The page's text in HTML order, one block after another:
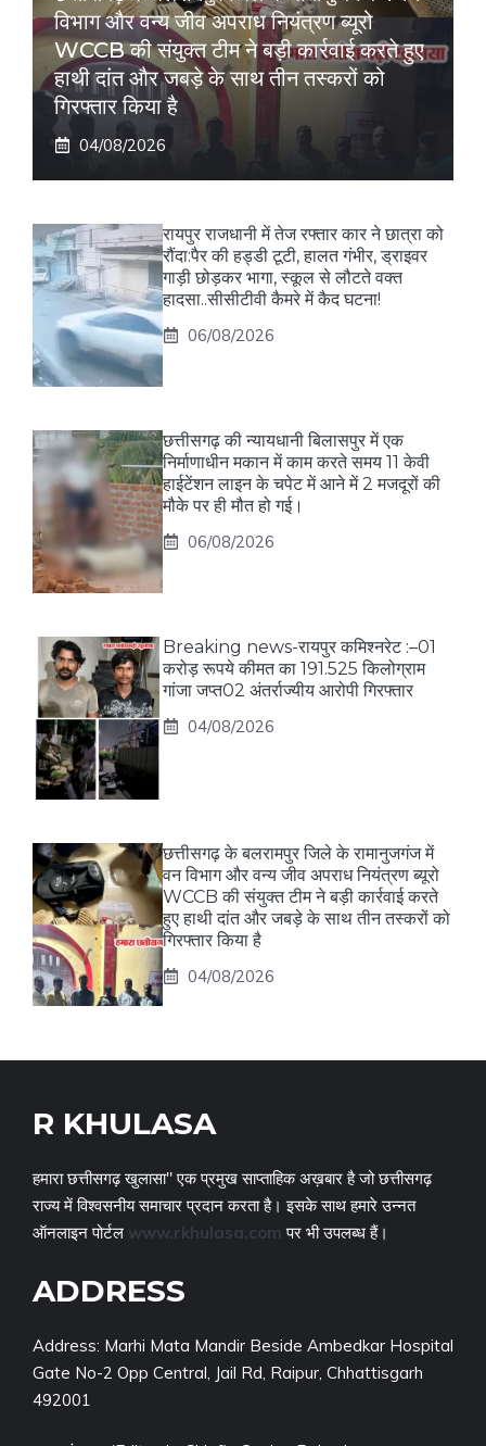
विभाग और वन्य जीव अपराध नियंत्रण ब्यूरो
WCCB की संयुक्त टीम ने बड़ी कार्रवाई करते हुए
हाथी दांत और जबड़े के साथ तीन तस्करों को
गिरफ्तार किया है
04/08/2026
रायपुर राजधानी में तेज रफ्तार कार ने छात्रा को
रौंदा:पैर की हड्डी टूटी, हालत गंभीर, ड्राइवर
गाड़ी छोड़कर भागा, स्कूल से लौटते वक्त
हादसा..सीसीटीवी कैमरे में कैद घटना!
06/08/2026
छत्तीसगढ़ की न्यायधानी बिलासपुर में एक
निर्माणाधीन मकान में काम करते समय 11 केवी
हाईटेंशन लाइन के चपेट में आने में 2 मजदूरों की
मौके पर ही मौत हो गई।
06/08/2026
Breaking news-रायपुर कमिश्नरेट :–01
करोड़ रूपये कीमत का 191.525 किलोग्राम
गांजा जप्त02 अंतर्राज्यीय आरोपी गिरफ्तार
04/08/2026
छत्तीसगढ़ के बलरामपुर जिले के रामानुजगंज में
वन विभाग और वन्य जीव अपराध नियंत्रण ब्यूरो
WCCB की संयुक्त टीम ने बड़ी कार्रवाई करते
हुए हाथी दांत और जबड़े के साथ तीन तस्करों को
गिरफ्तार किया है
04/08/2026
R KHULASA
हमारा छत्तीसगढ़ खुलासा" एक प्रमुख साप्ताहिक अख़बार है जो छत्तीसगढ़
राज्य में विश्वसनीय समाचार प्रदान करता है। इसके साथ हमारे उन्नत
ऑनलाइन पोर्टल www.rkhulasa.com पर भी उपलब्ध हैं।
ADDRESS
Address: Marhi Mata Mandir Beside Ambedkar Hospital
Gate No-2 Opp Central, Jail Rd, Raipur, Chhattisgarh
492001